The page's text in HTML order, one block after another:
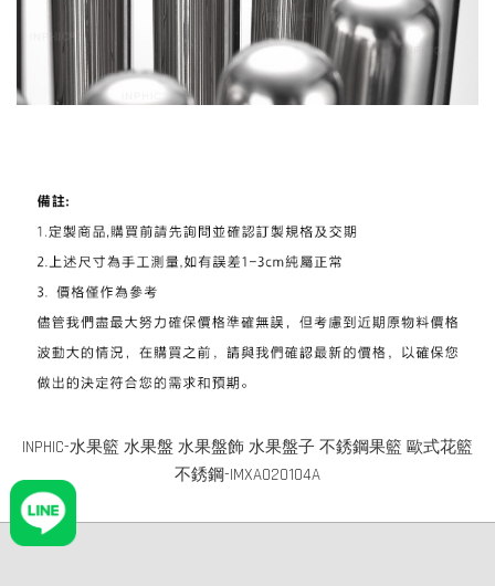
INPHIC-水果籃 水果盤 水果盤飾 水果盤子 不銹鋼果籃 歐式花籃
不銹鋼-IMXA020104A